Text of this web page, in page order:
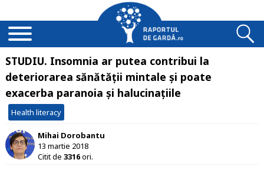
STUDIU. Insomnia ar putea contribui la
deteriorarea sănătății mintale și poate
exacerba paranoia și halucinațiile
Health literacy
Mihai Dorobantu
13 martie 2018
Citit de 3316ori.